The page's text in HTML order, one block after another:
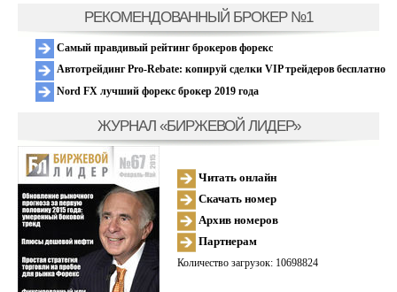
РЕКОМЕНДОВАННЫЙ БРОКЕР №1
Самый правдивый рейтинг брокеров форекс
Автотрейдинг Pro-Rebate: копируй сделки VIP трейдеров бесплатно
Nord FX лучший форекс брокер 2019 года
ЖУРНАЛ «БИРЖЕВОЙ ЛИДЕР»
Читать онлайн
Скачать номер
Архив номеров
Партнерам
Количество загрузок: 10698824